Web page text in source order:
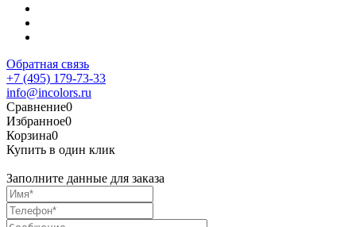
Обратная связь
+7 (495) 179-73-33
info@incolors.ru
Сравнение0
Избранное0
Корзина0
Купить в один клик
Заполните данные для заказа